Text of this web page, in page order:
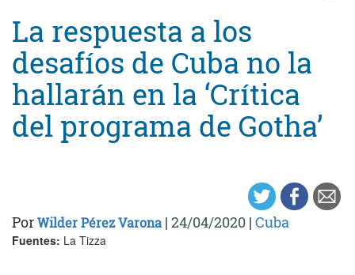
La respuesta a los
desafíos de Cuba no la
hallarán en la ‘Crítica
del programa de Gotha’
PorWilder Pérez Varona | 24/04/2020 | Cuba
Fuentes: La Tizza